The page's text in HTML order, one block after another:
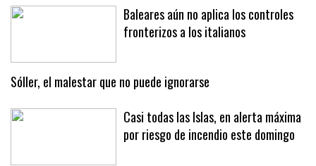
Baleares aún no aplica los controles
fronterizos a los italianos
Sóller, el malestar que no puede ignorarse
Casi todas las Islas, en alerta máxima
por riesgo de incendio este domingo